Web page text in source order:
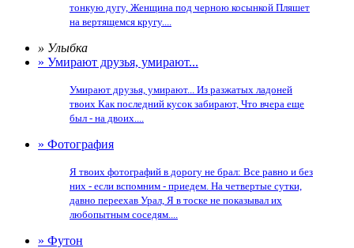
тонкую дугу, Женщина под черною косынкой Пляшет
на вертящемся кругу....
» Улыбка
» Умирают друзья, умирают...
Умирают друзья, умирают... Из разжатых ладоней
твоих Как последний кусок забирают, Что вчера еще
был - на двоих....
» Фотография
Я твоих фотографий в дорогу не брал: Все равно и без
них - если вспомним - приедем. На четвертые сутки,
давно переехав Урал, Я в тоске не показывал их
любопытным соседям....
» Футон